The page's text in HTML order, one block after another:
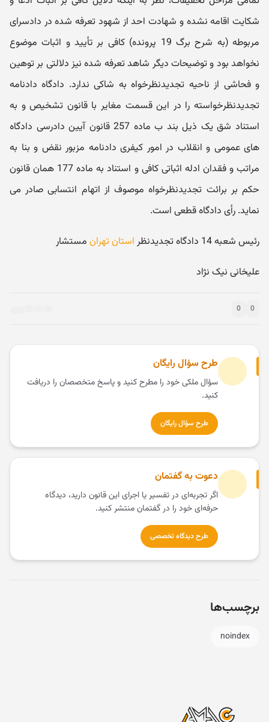
شکایت اقامه نشده و شهادت احد از شهود تعرفه شده در دادسرای
مربوطه (به شرح برگ 19 پرونده) کافی بر تأیید و اثبات موضوع
نخواهد بود و توضیحات دیگر شاهد تعرفه شده نیز دلالتی بر توهین
و فحاشی از ناحیه تجدیدنظرخواه به شاکی ندارد. دادگاه دادنامه
تجدیدنظرخواسته را در این قسمت مغایر با قانون تشخیص و به
استناد شق یک ذیل بند ب ماده 257 قانون آیین دادرسی دادگاه
های عمومی و انقلاب در امور کیفری دادنامه مزبور نقض و بنا به
مراتب و فقدان ادله اثباتی کافی و استناد به ماده 177 همان قانون
حکم بر برائت تجدیدنظرخواه موصوف از اتهام انتسابی صادر می
نماید. رأی دادگاه قطعی است.
رئیس شعبه 14 دادگاه تجدیدنظر استان تهران مستشار
علیخانی نیک نژاد
0
0
طرح سؤال رایگان
سؤال ملکی خود را مطرح کنید و پاسخ متخصصان را دریافت
کنید.
طرح سؤال رایگان
دعوت به گفتمان
اگر تجربه‌ای در تفسیر یا اجرای این قانون دارید، دیدگاه
حرفه‌ای خود را در گفتمان منتشر کنید.
طرح دیدگاه تخصصی
برچسب‌ها
noindex